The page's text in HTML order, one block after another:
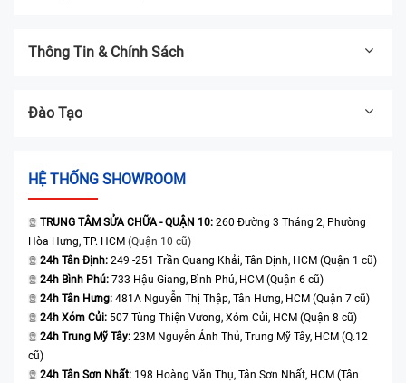
Thông Tin & Chính Sách
Đào Tạo
HỆ THỐNG SHOWROOM
TRUNG TÂM SỬA CHỮA - QUẬN 10: 260 Đường 3 Tháng 2, Phường
Hòa Hưng, TP. HCM (Quận 10 cũ)
24h Tân Định: 249 -251 Trần Quang Khải, Tân Định, HCM (Quận 1 cũ)
24h Bình Phú: 733 Hậu Giang, Bình Phú, HCM (Quận 6 cũ)
24h Tân Hưng: 481A Nguyễn Thị Thập, Tân Hưng, HCM (Quận 7 cũ)
24h Xóm Củi: 507 Tùng Thiện Vương, Xóm Củi, HCM (Quận 8 cũ)
24h Trung Mỹ Tây: 23M Nguyễn Ảnh Thủ, Trung Mỹ Tây, HCM (Q.12
cũ)
24h Tân Sơn Nhất: 198 Hoàng Văn Thụ, Tân Sơn Nhất, HCM (Tân